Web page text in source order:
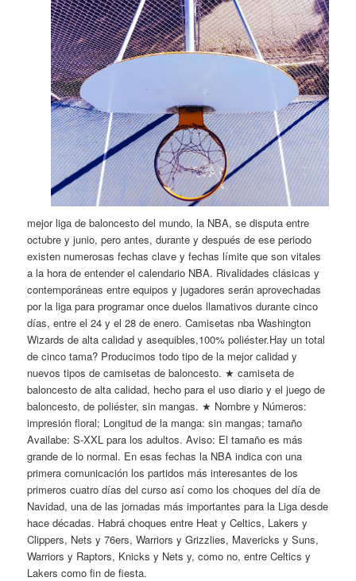
mejor liga de baloncesto del mundo, la NBA, se disputa entre
octubre y junio, pero antes, durante y después de ese periodo
existen numerosas fechas clave y fechas límite que son vitales
a la hora de entender el calendario NBA. Rivalidades clásicas y
contemporáneas entre equipos y jugadores serán aprovechadas
por la liga para programar once duelos llamativos durante cinco
días, entre el 24 y el 28 de enero. Camisetas nba Washington
Wizards de alta calidad y asequibles,100% poliéster.Hay un total
de cinco tama? Producimos todo tipo de la mejor calidad y
nuevos tipos de camisetas de baloncesto. ★ camiseta de
baloncesto de alta calidad, hecho para el uso diario y el juego de
baloncesto, de poliéster, sin mangas. ★ Nombre y Números:
impresión floral; Longitud de la manga: sin mangas; tamaño
Availabe: S-XXL para los adultos. Aviso: El tamaño es más
grande de lo normal. En esas fechas la NBA indica con una
primera comunicación los partidos más interesantes de los
primeros cuatro días del curso así como los choques del día de
Navidad, una de las jornadas más importantes para la Liga desde
hace décadas. Habrá choques entre Heat y Celtics, Lakers y
Clippers, Nets y 76ers, Warriors y Grizzlies, Mavericks y Suns,
Warriors y Raptors, Knicks y Nets y, como no, entre Celtics y
Lakers como fin de fiesta.